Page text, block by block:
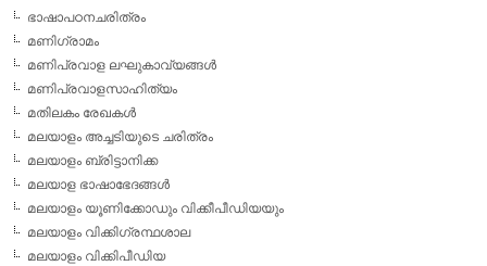
ഭാഷാപഠനചരിത്രം
മണിഗ്രാമം
മണിപ്രവാള ലഘുകാവ്യങ്ങള്‍
മണിപ്രവാളസാഹിത്യം
മതിലകം രേഖകള്‍
മലയാളം അച്ചടിയുടെ ചരിത്രം
മലയാളം ബ്രിട്ടാനിക്ക
മലയാള ഭാഷാഭേദങ്ങള്‍
മലയാളം യൂണിക്കോഡും വിക്കീപീഡിയയും
മലയാളം വിക്കിഗ്രന്ഥശാല
മലയാളം വിക്കിപീഡിയ